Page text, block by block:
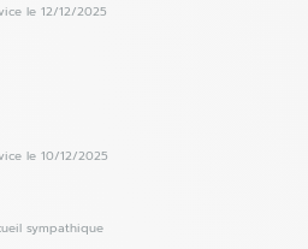
le 12/12/2025
le 10/12/2025
sympathique